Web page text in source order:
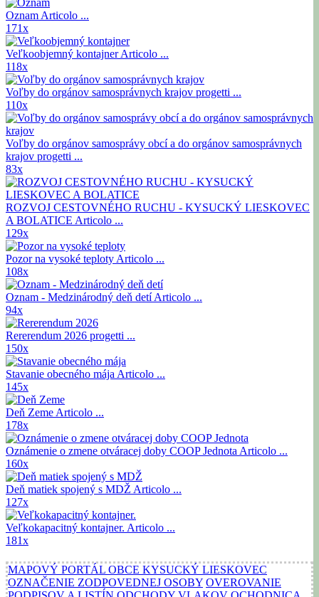
Oznam Articolo ...
171x
Veľkoobjemný kontajnerArticolo ...
118x
Voľby do orgánov samosprávnych krajov progetti ...
110x
Voľby do orgánov samosprávy obcí a do orgánov samosprávnych
krajov progetti ...
83x
ROZVOJ CESTOVNÉHO RUCHU - KYSUCKÝ LIESKOVEC
A BOLATICE Articolo ...
129x
Pozor na vysoké teploty Articolo ...
108x
Oznam - Medzinárodný deň detíArticolo ...
94x
Rererendum 2026 progetti ...
150x
Stavanie obecného mája Articolo ...
145x
Deň Zeme Articolo ...
178x
Oznámenie o zmene otváracej doby COOP Jednota Articolo ...
160x
Deň matiek spojený s MDŽ Articolo ...
127x
Veľkokapacitný kontajner. Articolo ...
181x
MAPOVÝ PORTÁL OBCE KYSUCKÝ LIESKOVEC
OZNAČENIE ZODPOVEDNEJ OSOBY OVEROVANIE